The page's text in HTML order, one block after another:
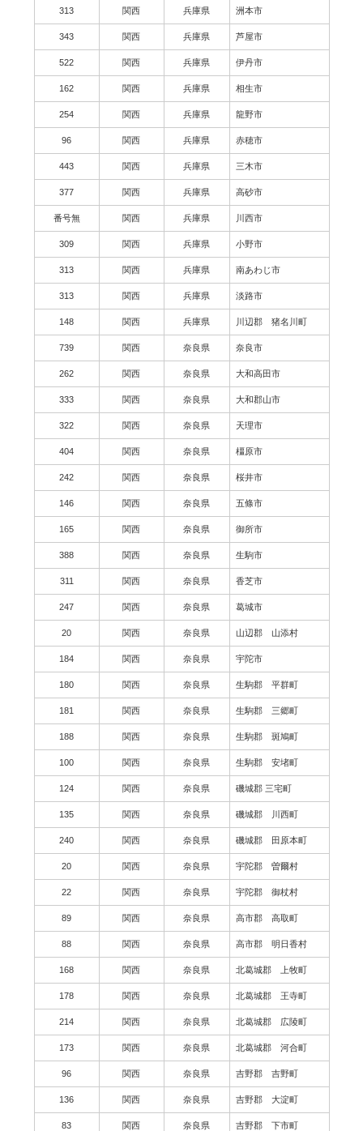
313 関西 兵庫県 洲本市
343 関西 兵庫県 芦屋市
522 関西 兵庫県 伊丹市
162 関西 兵庫県 相生市
254 関西 兵庫県 龍野市
96 関西 兵庫県 赤穂市
443 関西 兵庫県 三木市
377 関西 兵庫県 高砂市
番号無 関西 兵庫県 川西市
309 関西 兵庫県 小野市
313 関西 兵庫県 南あわじ市
313 関西 兵庫県 淡路市
148 関西 兵庫県 川辺郡 猪名川町
739 関西 奈良県 奈良市
262 関西 奈良県 大和高田市
333 関西 奈良県 大和郡山市
322 関西 奈良県 天理市
404 関西 奈良県 橿原市
242 関西 奈良県 桜井市
146 関西 奈良県 五條市
165 関西 奈良県 御所市
388 関西 奈良県 生駒市
311 関西 奈良県 香芝市
247 関西 奈良県 葛城市
20 関西 奈良県 山辺郡 山添村
184 関西 奈良県 宇陀市
180 関西 奈良県 生駒郡 平群町
181 関西 奈良県 生駒郡 三郷町
188 関西 奈良県 生駒郡 斑鳩町
100 関西 奈良県 生駒郡 安堵町
124 関西 奈良県 磯城郡 三宅町
135 関西 奈良県 磯城郡 川西町
240 関西 奈良県 磯城郡 田原本町
20 関西 奈良県 宇陀郡 曽爾村
22 関西 奈良県 宇陀郡 御杖村
89 関西 奈良県 高市郡 高取町
88 関西 奈良県 高市郡 明日香村
168 関西 奈良県 北葛城郡 上牧町
178 関西 奈良県 北葛城郡 王寺町
214 関西 奈良県 北葛城郡 広陵町
173 関西 奈良県 北葛城郡 河合町
96 関西 奈良県 吉野郡 吉野町
136 関西 奈良県 吉野郡 大淀町
83 関西 奈良県 吉野郡 下市町